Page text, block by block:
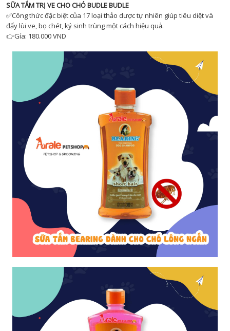
SỮA TẮM TRỊ VE CHO CHÓ BUDLE BUDLE
✅Công thức đặc biệt của 17 loại thảo dược tự nhiên giúp tiêu diệt và
đẩy lùi ve, bọ chét, ký sinh trùng một cách hiệu quả.
👉Gía: 180.000 VND